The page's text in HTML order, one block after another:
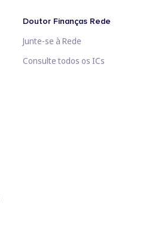
Doutor Finanças Rede
Junte-se à Rede
Consulte todos os ICs